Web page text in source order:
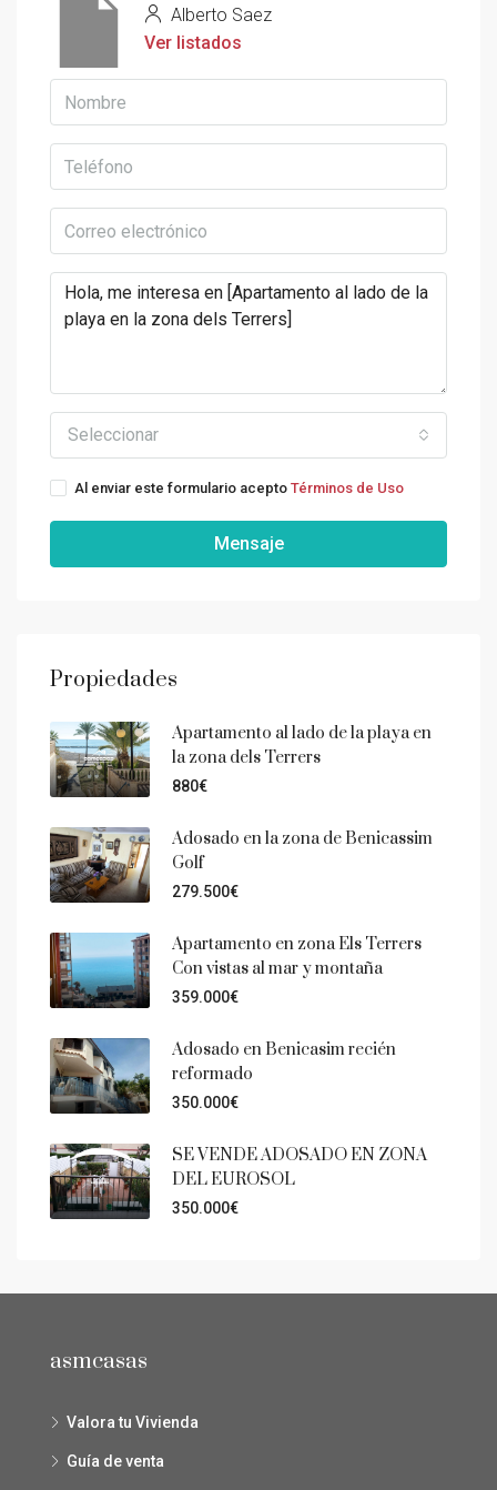
Alberto Saez
Ver listados
Seleccionar
Al enviar este formulario acepto Términos de Uso
Mensaje
Propiedades
Apartamento al lado de la playa en
la zona dels Terrers
880€
Adosado en la zona de Benicassim
Golf
279.500€
Apartamento en zona Els Terrers
Con vistas al mar y montaña
359.000€
Adosado en Benicasim recién
reformado
350.000€
SE VENDE ADOSADO EN ZONA
DEL EUROSOL
350.000€
asmcasas
Valora tu Vivienda
Guía de venta